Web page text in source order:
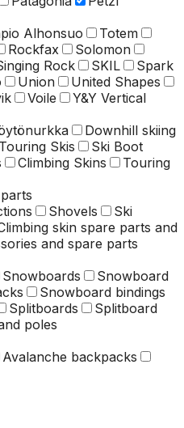
Alhonsuo
Totem
Rockfax
Solomon
Rock SKIL
Spark
Union
United Shapes
Voile
Y&Y Vertical
Downhill skiing
Skis
Ski Boot
Climbing Skins
Touring
Shovels
Ski
skin spare parts and
and spare parts
Snowboards
Snowboard
Snowboard bindings
Splitboards
Splitboard
poles
Avalanche backpacks